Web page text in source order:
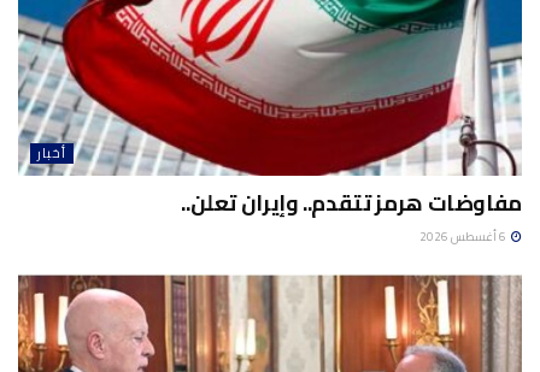
أخبار
مفاوضات هرمز تتقدم.. وإيران تعلن..